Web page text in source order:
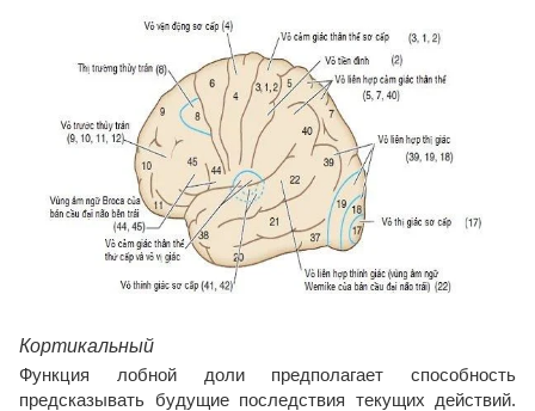
Кортикальный
Функция лобной доли предполагает способность
предсказывать будущие последствия текущих действий.